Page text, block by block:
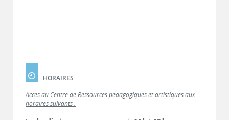
HORAIRES
Accès au Centre de Ressources pédagogiques et artistiques aux
horaires suivants :